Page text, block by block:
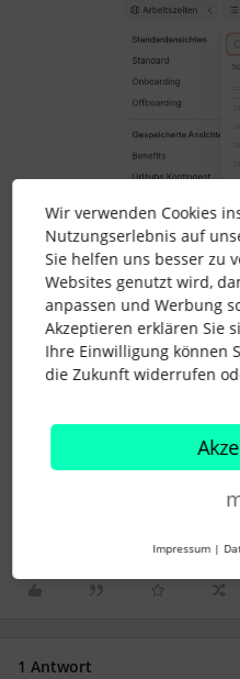
Die Ansichten
Berichte bei
muss, weil ich
Tool nicht
Viele Grüße
Sarah
1 Personen gefällt dies
1 Antwort
Wir verwenden Cookies
Nutzungserlebnis auf
Sie helfen uns besser zu
Websites genutzt wird,
anpassen und Werbung
Akzeptieren erklären Sie
Ihre Einwilligung können
die Zukunft widerrufen
Impressum |